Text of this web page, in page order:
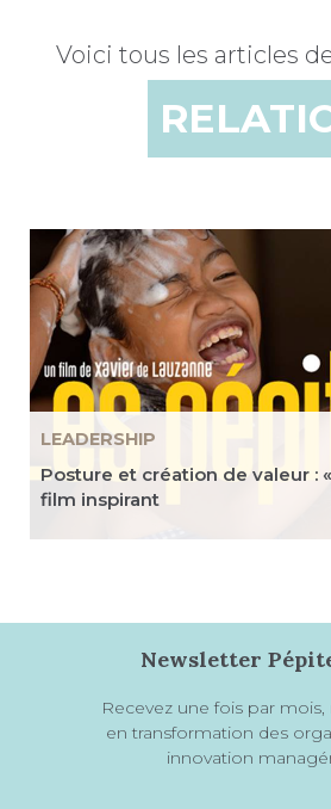
Voici tous les articles
LEADERSHIP
Posture et création de valeur :
film inspirant
Newsletter
Recevez une fois par
en transformation des
innovation